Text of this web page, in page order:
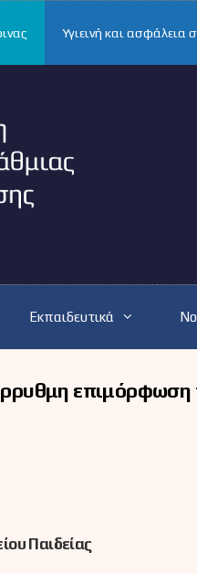
Υγιεινή και ασφάλεια
Εκπαιδευτικά
Παιδείας